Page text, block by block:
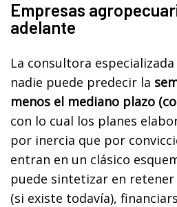
Empresas
adelante
La consultora
nadie puede predecir la
menos el mediano plazo
con lo cual los planes
por inercia que por
entran en un clásico
puede sintetizar en
(si existe todavía),